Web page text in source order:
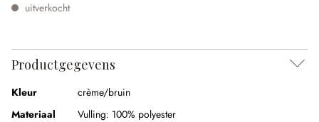
uitverkocht
Productgegevens
Kleur
crème/bruin
Materiaal
Vulling: 100% polyester